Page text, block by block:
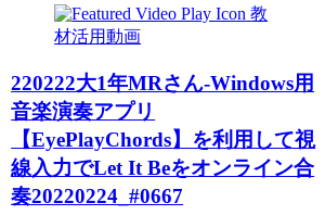
教
材活用動画
220222大1年MRさん-Windows用
音楽演奏アプリ
【EyePlayChords】を利用して視
線入力でLet It Beをオンライン合
奏20220224_#0667